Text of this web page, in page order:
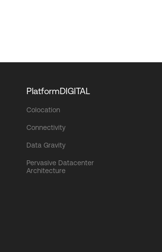
PlatformDIGITAL
Colocation
Connectivity
Data Gravity
Pervasive Datacenter
Architecture